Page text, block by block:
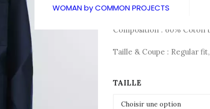
WOMAN by COMMON PROJECTS
de boutonnage et aux
Composition : 60% Coton
Taille & Coupe : Regular
TAILLE